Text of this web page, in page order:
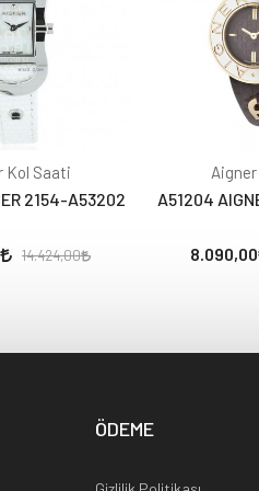
Kol Saati
2154-A53202
14.424,00
A51204
8.090,00
ÖDEME